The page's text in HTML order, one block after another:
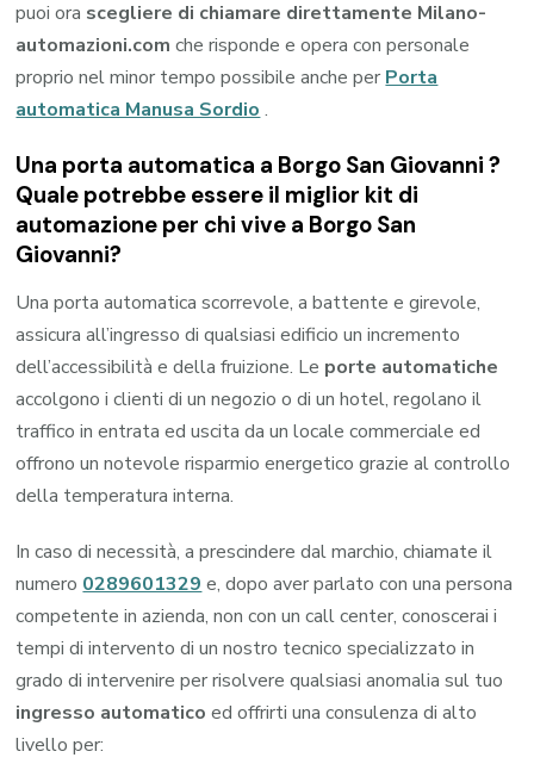
puoi ora scegliere di chiamare direttamente Milano-
automazioni.com che risponde e opera con personale
proprio nel minor tempo possibile anche per Porta
automatica Manusa Sordio .
Una porta automatica a Borgo San Giovanni ?
Quale potrebbe essere il miglior kit di
automazione per chi vive a Borgo San
Giovanni?
Una porta automatica scorrevole, a battente e girevole,
assicura all’ingresso di qualsiasi edificio un incremento
dell’accessibilità e della fruizione. Le porte automatiche
accolgono i clienti di un negozio o di un hotel, regolano il
traffico in entrata ed uscita da un locale commerciale ed
offrono un notevole risparmio energetico grazie al controllo
della temperatura interna.
In caso di necessità, a prescindere dal marchio, chiamate il
numero 0289601329 e, dopo aver parlato con una persona
competente in azienda, non con un call center, conoscerai i
tempi di intervento di un nostro tecnico specializzato in
grado di intervenire per risolvere qualsiasi anomalia sul tuo
ingresso automatico ed offrirti una consulenza di alto
livello per: